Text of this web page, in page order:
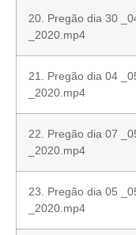
20. Pregão dia 30
_2020.mp4
21. Pregão dia 04
_2020.mp4
22. Pregão dia 07
_2020.mp4
23. Pregão dia 05
_2020.mp4